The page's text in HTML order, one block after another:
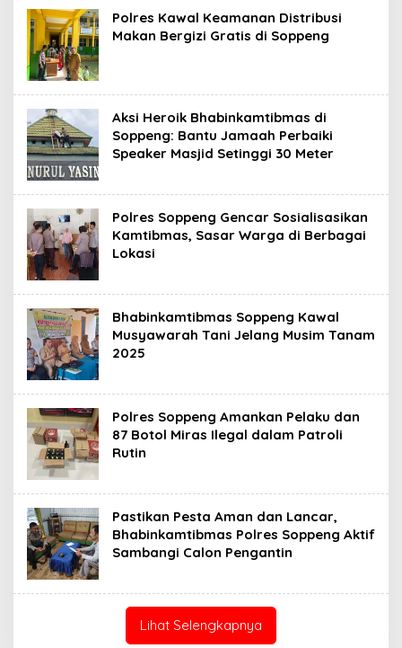
Polres Kawal Keamanan Distribusi
Makan Bergizi Gratis di Soppeng
Aksi Heroik Bhabinkamtibmas di
Soppeng: Bantu Jamaah Perbaiki
Speaker Masjid Setinggi 30 Meter
Polres Soppeng Gencar Sosialisasikan
Kamtibmas, Sasar Warga di Berbagai
Lokasi
Bhabinkamtibmas Soppeng Kawal
Musyawarah Tani Jelang Musim Tanam
2025
Polres Soppeng Amankan Pelaku dan
87 Botol Miras Ilegal dalam Patroli
Rutin
Pastikan Pesta Aman dan Lancar,
Bhabinkamtibmas Polres Soppeng Aktif
Sambangi Calon Pengantin
Lihat Selengkapnya